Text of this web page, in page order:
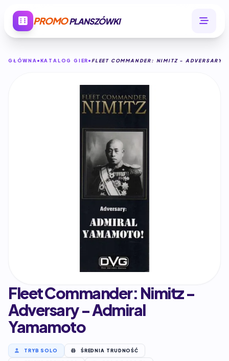
PROMOPLANSZÓWKI
GŁÓWNA KATALOG GIER FLEET COMMANDER: NIMITZ - ADVERSARY
Fleet Commander: Nimitz -
Adversary - Admiral
Yamamoto
TRYB SOLO ŚREDNIA TRUDNOŚĆ